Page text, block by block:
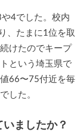
4でした。校内
、たまに1位を取
けたのでキープ
という埼玉県で
66〜75付近を毎
した。
ましたか？